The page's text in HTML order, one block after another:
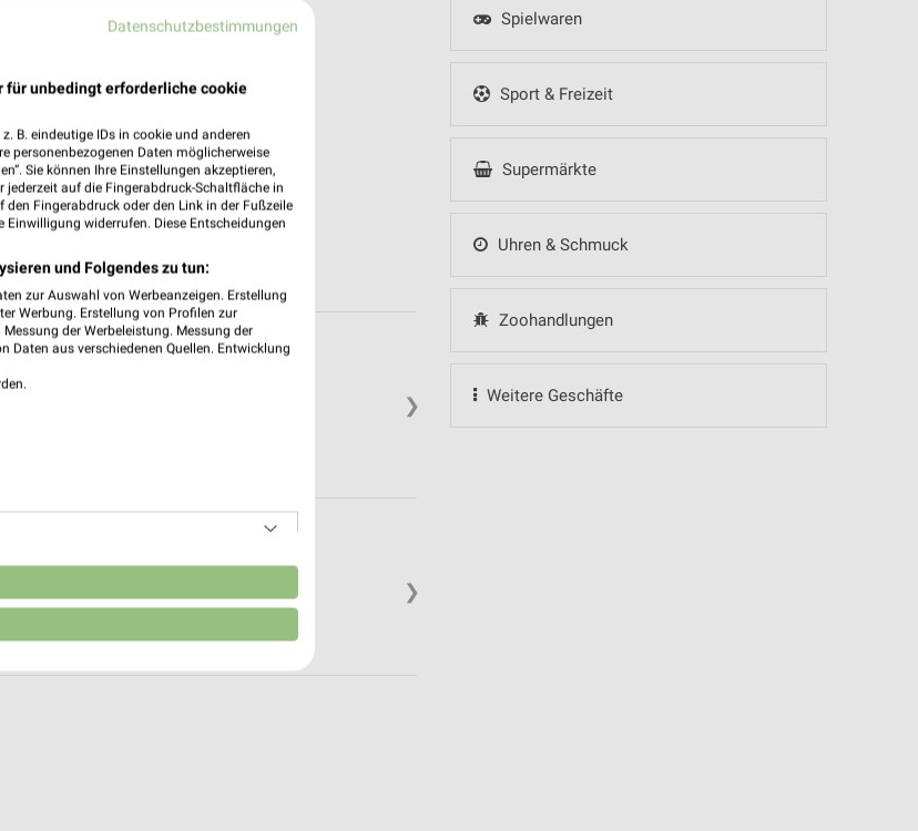
Spielwaren
Sport & Freizeit
Supermärkte
Uhren & Schmuck
Zoohandlungen
Weitere Geschäfte
❯
❯
Datenschutzbestimmungen
für unbedingt erforderliche cookie
B. eindeutige IDs in cookie und anderen
personenbezogenen Daten möglicherweise
Sie können Ihre Einstellungen akzeptieren,
jederzeit auf die Fingerabdruck-Schaltfläche in
Fingerabdruck oder den Link in der Fußzeile
Einwilligung widerrufen. Diese Entscheidungen
und Folgendes zu tun:
zur Auswahl von Werbeanzeigen. Erstellung
Werbung. Erstellung von Profilen zur
der Werbeleistung. Messung der
aus verschiedenen Quellen. Entwicklung